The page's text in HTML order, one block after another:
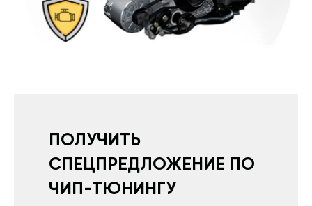
ПОЛУЧИТЬ
СПЕЦПРЕДЛОЖЕНИЕ ПО
ЧИП-ТЮНИНГУ